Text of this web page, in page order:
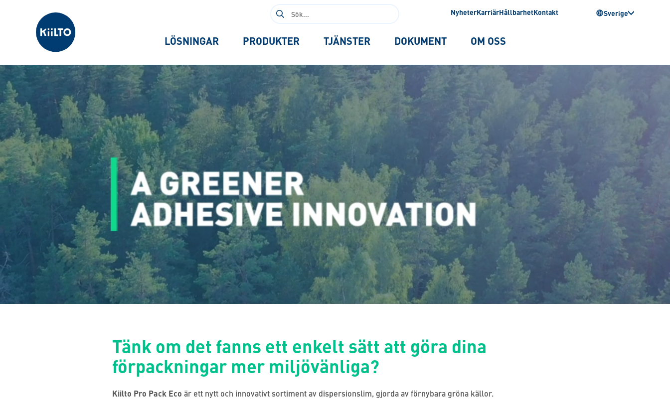
Kiilto Sweden
Sök
efter:
NyheterKarriärHållbarhetKontakt Sverige
LÖSNINGAR PRODUKTER TJÄNSTER DOKUMENT OM OSS
Tänk om det fanns ett enkelt sätt att göra dina
förpackningar mer miljövänliga?
Kiilto Pro Pack Eco är ett nytt och innovativt sortiment av dispersionslim, gjorda av förnybara gröna källor.